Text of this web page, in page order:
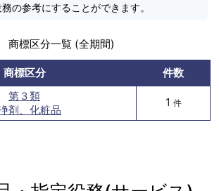
の参考にすることができます。
商標区分一覧 (全期間)
商標区分
件数
第３類
剤、化粧品
1 件